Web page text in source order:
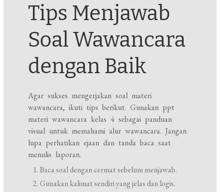
Tips Menjawab
Soal Wawancara
dengan Baik
Agar sukses mengerjakan soal materi
wawancara, ikuti tips berikut. Gunakan ppt
materi wawancara kelas 4 sebagai panduan
visual untuk memahami alur wawancara. Jangan
lupa perhatikan ejaan dan tanda baca saat
menulis laporan.
Baca soal dengan cermat sebelum menjawab.
Gunakan kalimat sendiri yang jelas dan logis.